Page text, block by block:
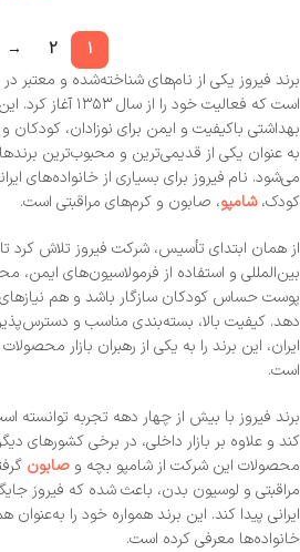
1
2
→
برند فیروز یکی از نام‌های شناخته‌شده و معتبر
است که فعالیت خود
بهداشتی باکیفیت و ایمن برای نوزادان، کودکان
به عنوان یکی از قدیمی‌ترین و محبوب‌ترین
می‌شود. نام فیروز برای بسیاری از خانواده‌های
کودک،شامپو، صابون و کرم‌های مراقبتی است.
از همان ابتدای تأسیس، شرکت فیروز تلاش کرد تا
بین‌المللی و استفاده از فرمولاسیون‌های ایمن،
پوست حساس کودکان سازگار باشد و هم
دهد. کیفیت بالا، بسته‌بندی مناسب و
ایران، این برند را به یکی از رهبران بازار
است.
برند فیروز با بیش از چهار دهه تجربه توانسته
کند و علاوه بر بازار داخلی، در برخی کشورهای
محصولات این شرکت از شامپو بچه و صابون
مراقبتی و لوسیون بدن، باعث شده که فیروز
ایرانی پیدا کند. این برند همواره خود را
خانواده‌ها معرفی کرده است.